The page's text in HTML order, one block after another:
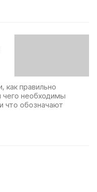
как правильно
чего необходимы
что обозначают